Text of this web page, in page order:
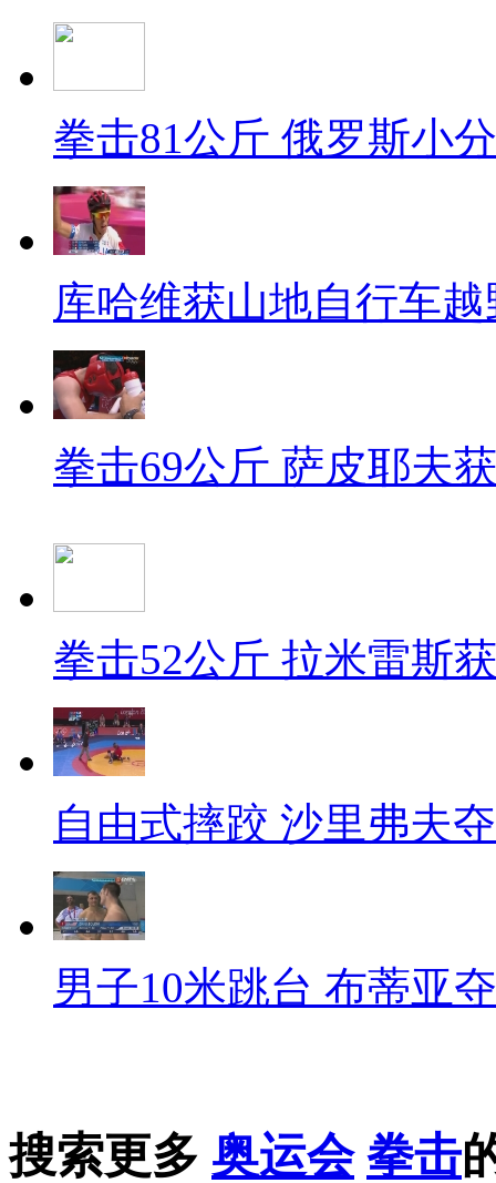
拳击81公斤 俄罗斯小
库哈维获山地自行车
拳击69公斤 萨皮耶夫
拳击52公斤 拉米雷斯
自由式摔跤 沙里弗夫
男子10米跳台 布蒂亚
搜索更多 奥运会 拳击